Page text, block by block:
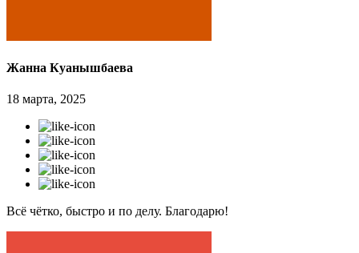
Жанна Куанышбаева
18 марта, 2025
Всё чётко, быстро и по делу. Благодарю!